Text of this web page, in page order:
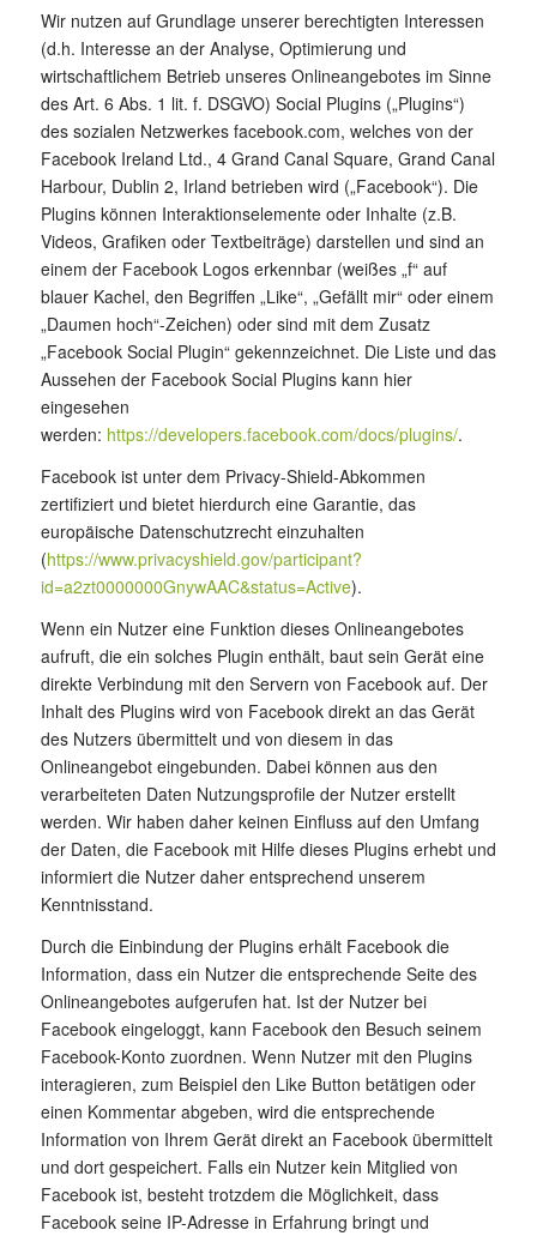
Wir nutzen auf Grundlage unserer berechtigten Interessen
(d.h. Interesse an der Analyse, Optimierung und
wirtschaftlichem Betrieb unseres Onlineangebotes im Sinne
des Art. 6 Abs. 1 lit. f. DSGVO) Social Plugins („Plugins“)
des sozialen Netzwerkes facebook.com, welches von der
Facebook Ireland Ltd., 4 Grand Canal Square, Grand Canal
Harbour, Dublin 2, Irland betrieben wird („Facebook“). Die
Plugins können Interaktionselemente oder Inhalte (z.B.
Videos, Grafiken oder Textbeiträge) darstellen und sind an
einem der Facebook Logos erkennbar (weißes „f“ auf
blauer Kachel, den Begriffen „Like“, „Gefällt mir“ oder einem
„Daumen hoch“-Zeichen) oder sind mit dem Zusatz
„Facebook Social Plugin“ gekennzeichnet. Die Liste und das
Aussehen der Facebook Social Plugins kann hier
eingesehen
werden: https://developers.facebook.com/docs/plugins/.
Facebook ist unter dem Privacy-Shield-Abkommen
zertifiziert und bietet hierdurch eine Garantie, das
europäische Datenschutzrecht einzuhalten
(https://www.privacyshield.gov/participant?
id=a2zt0000000GnywAAC&status=Active).
Wenn ein Nutzer eine Funktion dieses Onlineangebotes
aufruft, die ein solches Plugin enthält, baut sein Gerät eine
direkte Verbindung mit den Servern von Facebook auf. Der
Inhalt des Plugins wird von Facebook direkt an das Gerät
des Nutzers übermittelt und von diesem in das
Onlineangebot eingebunden. Dabei können aus den
verarbeiteten Daten Nutzungsprofile der Nutzer erstellt
werden. Wir haben daher keinen Einfluss auf den Umfang
der Daten, die Facebook mit Hilfe dieses Plugins erhebt und
informiert die Nutzer daher entsprechend unserem
Kenntnisstand.
Durch die Einbindung der Plugins erhält Facebook die
Information, dass ein Nutzer die entsprechende Seite des
Onlineangebotes aufgerufen hat. Ist der Nutzer bei
Facebook eingeloggt, kann Facebook den Besuch seinem
Facebook-Konto zuordnen. Wenn Nutzer mit den Plugins
interagieren, zum Beispiel den Like Button betätigen oder
einen Kommentar abgeben, wird die entsprechende
Information von Ihrem Gerät direkt an Facebook übermittelt
und dort gespeichert. Falls ein Nutzer kein Mitglied von
Facebook ist, besteht trotzdem die Möglichkeit, dass
Facebook seine IP-Adresse in Erfahrung bringt und